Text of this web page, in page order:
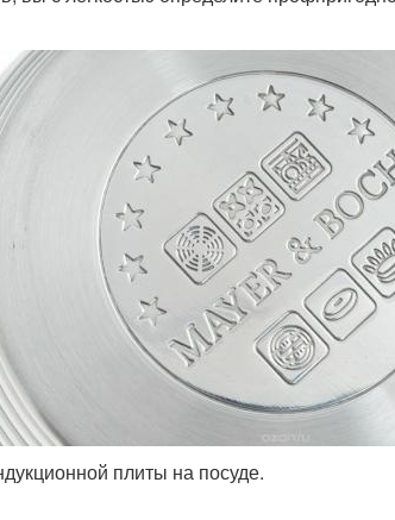
плиты на посуде.